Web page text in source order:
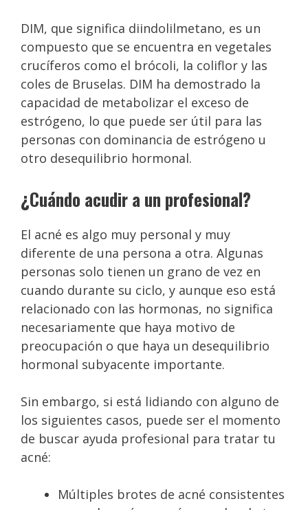
DIM, que significa diindolilmetano, es un
compuesto que se encuentra en vegetales
crucíferos como el brócoli, la coliflor y las
coles de Bruselas. DIM ha demostrado la
capacidad de metabolizar el exceso de
estrógeno, lo que puede ser útil para las
personas con dominancia de estrógeno u
otro desequilibrio hormonal.
¿Cuándo acudir a un profesional?
El acné es algo muy personal y muy
diferente de una persona a otra. Algunas
personas solo tienen un grano de vez en
cuando durante su ciclo, y aunque eso está
relacionado con las hormonas, no significa
necesariamente que haya motivo de
preocupación o que haya un desequilibrio
hormonal subyacente importante.
Sin embargo, si está lidiando con alguno de
los siguientes casos, puede ser el momento
de buscar ayuda profesional para tratar tu
acné:
Múltiples brotes de acné consistentes